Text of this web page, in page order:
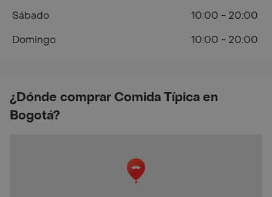
¿Dónde comprar Comida Típica en
Bogotá?
Sábado
10:00 - 20:00
Domingo
10:00 - 20:00